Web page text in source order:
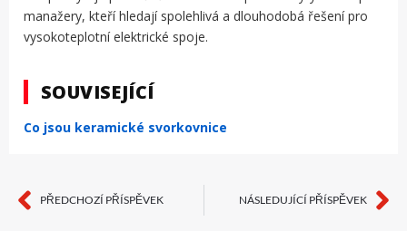
manažery, kteří hledají spolehlivá a dlouhodobá řešení pro
vysokoteplotní elektrické spoje.
SOUVISEJÍCÍ
Co jsou keramické svorkovnice
Předchozí
PŘEDCHOZÍ PŘÍSPĚVEK NÁSLEDUJÍCÍ PŘÍSPĚVEK